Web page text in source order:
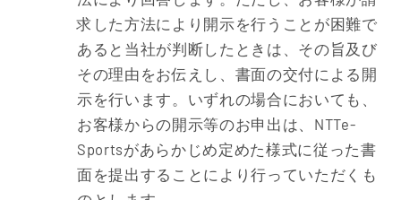
求した方法により開示を行うことが困難で
あると当社が判断したときは、その旨及び
その理由をお伝えし、書面の交付による開
示を行います。いずれの場合においても、
お客様からの開示等のお申出は、NTTe-
Sportsがあらかじめ定めた様式に従った書
面を提出することにより行っていただくも